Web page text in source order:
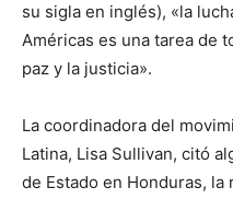
su sigla en inglés), «la
Américas es una tarea de
paz y la justicia».
La coordinadora del
Latina, Lisa Sullivan, citó
de Estado en Honduras,